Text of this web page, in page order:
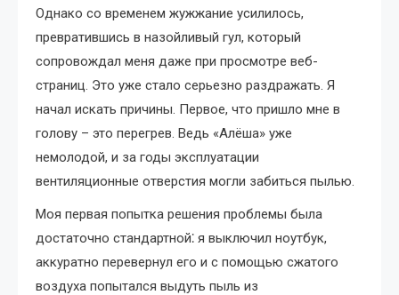
Однако со временем жужжание усилилось,
превратившись в назойливый гул, который
сопровождал меня даже при просмотре веб-
страниц. Это уже стало серьезно раздражать. Я
начал искать причины. Первое, что пришло мне в
голову – это перегрев. Ведь «Алёша» уже
немолодой, и за годы эксплуатации
вентиляционные отверстия могли забиться пылью.
Моя первая попытка решения проблемы была
достаточно стандартной⁚ я выключил ноутбук,
аккуратно перевернул его и с помощью сжатого
воздуха попытался выдуть пыль из